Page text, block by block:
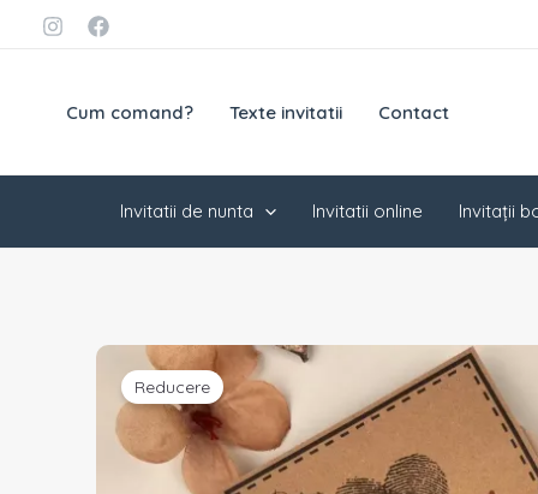
conținut
Cum comand? Texte invitatii Contact
Invitatii de nunta Invitatii online Invitații
Reducere